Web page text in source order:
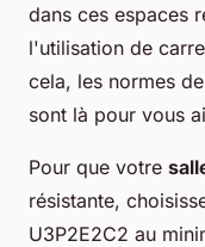
dans ces espaces
l'utilisation de
cela, les normes
sont là pour vous
Pour que votre
résistante,
U3P2E2C2 au